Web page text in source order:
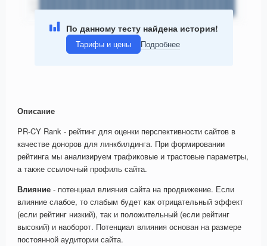
По данному тесту найдена история!
Тарифы и цены Подробнее
Описание
PR-CY Rank - рейтинг для оценки перспективности сайтов в
качестве доноров для линкбилдинга. При формировании
рейтинга мы анализируем трафиковые и трастовые параметры,
а также ссылочный профиль сайта.
Влияние - потенциал влияния сайта на продвижение. Если
влияние слабое, то слабым будет как отрицательный эффект
(если рейтинг низкий), так и положительный (если рейтинг
высокий) и наоборот. Потенциал влияния основан на размере
постоянной аудитории сайта.